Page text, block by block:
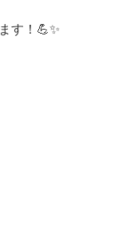
す！💪✨